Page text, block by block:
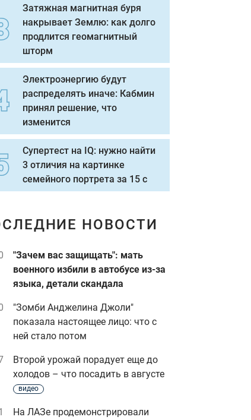
Затяжная магнитная буря
накрывает Землю: как долго
продлится геомагнитный
шторм
Электроэнергию будут
распределять иначе: Кабмин
принял решение, что
изменится
Супертест на IQ: нужно найти
3 отличия на картинке
семейного портрета за 15 с
НОВОСТИ
"Зачем вас защищать": мать
военного избили в автобусе из-за
языка, детали скандала
"Зомби Анджелина Джоли"
показала настоящее лицо: что с
ней стало потом
Второй урожай порадует еще до
холодов – что посадить в августе
видео
На ЛАЗе продемонстрировали